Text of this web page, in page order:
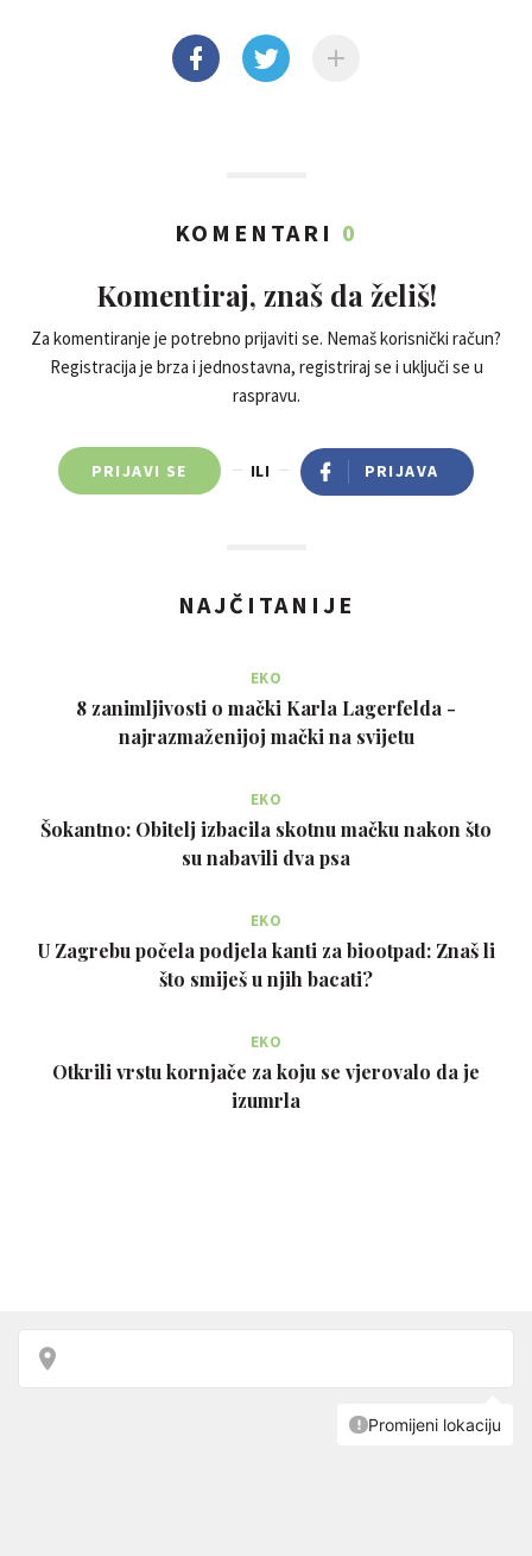
KOMENTARI 0
Komentiraj, znaš da želiš!
Za komentiranje je potrebno prijaviti se. Nemaš korisnički račun?
Registracija je brza i jednostavna, registriraj se i uključi se u
raspravu.
PRIJAVI SE ILI PRIJAVA
NAJČITANIJE
EKO
8 zanimljivosti o mački Karla Lagerfelda -
najrazmaženijoj mački na svijetu
EKO
Šokantno: Obitelj izbacila skotnu mačku nakon što
su nabavili dva psa
EKO
U Zagrebu počela podjela kanti za biootpad: Znaš li
što smiješ u njih bacati?
EKO
Otkrili vrstu kornjače za koju se vjerovalo da je
izumrla